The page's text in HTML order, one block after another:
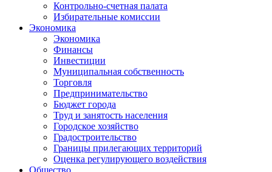
Контрольно-счетная палата
Избирательные комиссии
Экономика
Экономика
Финансы
Инвестиции
Муниципальная собственность
Торговля
Предпринимательство
Бюджет города
Труд и занятость населения
Городское хозяйство
Градостроительство
Границы прилегающих территорий
Оценка регулирующего воздействия
Общество